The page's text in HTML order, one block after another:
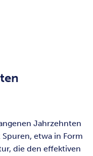
Jahrzehnten
etwa in Form
die den effektiven